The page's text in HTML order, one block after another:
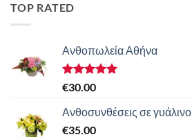
TOP RATED
Ανθοπωλεία Αθήνα
Βαθμολογήθηκε
από 5
€30.00
Ανθοσυνθέσεις σε γυάλινο
€35.00